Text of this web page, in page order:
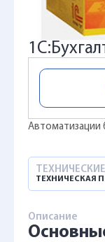
Автоматизации
ТЕХНИЧЕСКАЯ
Описание